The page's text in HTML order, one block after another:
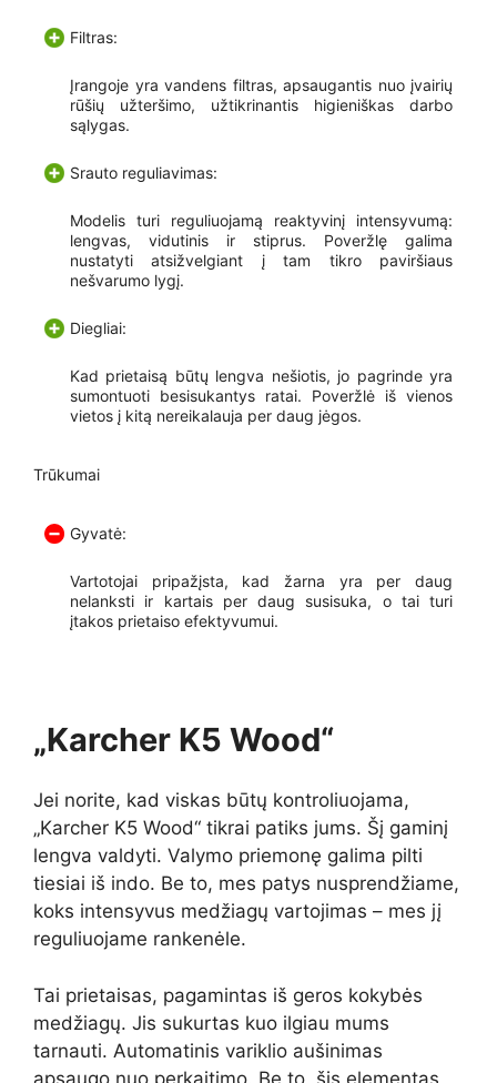
Filtras:
Įrangoje yra vandens filtras, apsaugantis nuo įvairių
rūšių užteršimo, užtikrinantis higieniškas darbo
sąlygas.
Srauto reguliavimas:
Modelis turi reguliuojamą reaktyvinį intensyvumą:
lengvas, vidutinis ir stiprus. Poveržlę galima
nustatyti atsižvelgiant į tam tikro paviršiaus
nešvarumo lygį.
Diegliai:
Kad prietaisą būtų lengva nešiotis, jo pagrinde yra
sumontuoti besisukantys ratai. Poveržlė iš vienos
vietos į kitą nereikalauja per daug jėgos.
Trūkumai
Gyvatė:
Vartotojai pripažįsta, kad žarna yra per daug
nelanksti ir kartais per daug susisuka, o tai turi
įtakos prietaiso efektyvumui.
„Karcher K5 Wood“
Jei norite, kad viskas būtų kontroliuojama,
„Karcher K5 Wood“ tikrai patiks jums. Šį gaminį
lengva valdyti. Valymo priemonę galima pilti
tiesiai iš indo. Be to, mes patys nusprendžiame,
koks intensyvus medžiagų vartojimas – mes jį
reguliuojame rankenėle.
Tai prietaisas, pagamintas iš geros kokybės
medžiagų. Jis sukurtas kuo ilgiau mums
tarnauti. Automatinis variklio aušinimas
apsaugo nuo perkaitimo. Be to, šis elementas